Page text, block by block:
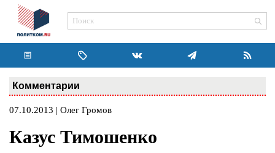
Комментарии
07.10.2013 | Олег Громов
Казус Тимошенко